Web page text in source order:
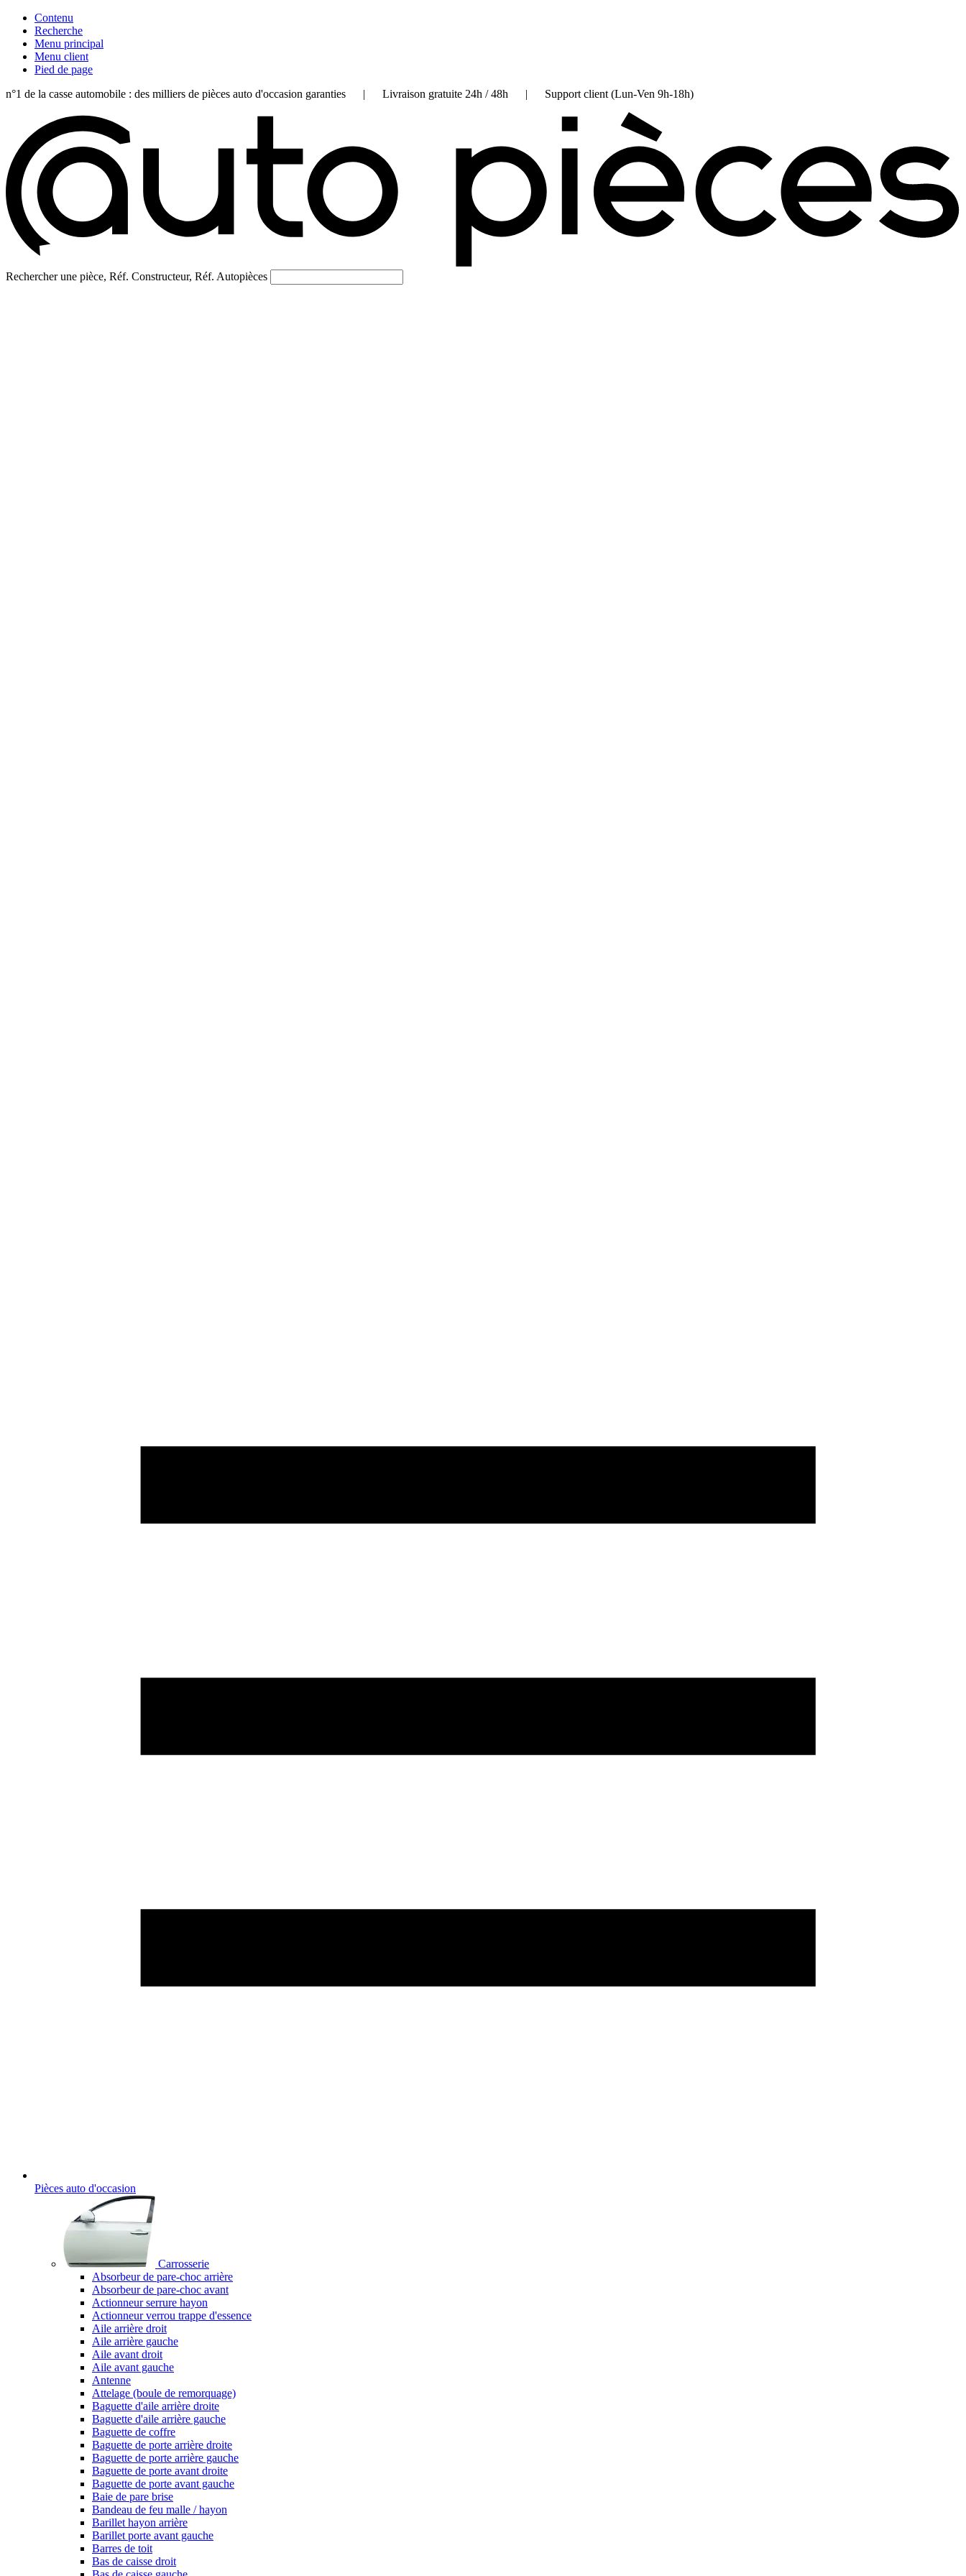
Contenu
Recherche
Menu principal
Menu client
Pied de page
n°1 de la casse automobile : des milliers de pièces auto d'occasion garanties | Livraison gratuite 24h / 48h | Support client (Lun-Ven 9h-18h)
Rechercher une pièce, Réf. Constructeur, Réf. Autopièces
Pièces auto d'occasion
Carrosserie
Absorbeur de pare-choc arrière
Absorbeur de pare-choc avant
Actionneur serrure hayon
Actionneur verrou trappe d'essence
Aile arrière droit
Aile arrière gauche
Aile avant droit
Aile avant gauche
Antenne
Attelage (boule de remorquage)
Baguette d'aile arrière droite
Baguette d'aile arrière gauche
Baguette de coffre
Baguette de porte arrière droite
Baguette de porte arrière gauche
Baguette de porte avant droite
Baguette de porte avant gauche
Baie de pare brise
Bandeau de feu malle / hayon
Barillet hayon arrière
Barillet porte avant gauche
Barres de toit
Bas de caisse droit